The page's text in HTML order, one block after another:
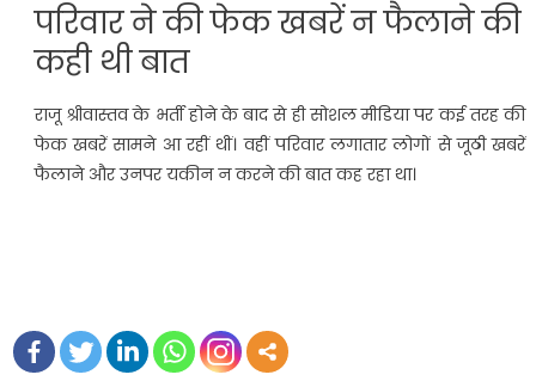
परिवार ने की फेक खबरें न फैलाने की
कही थी बात
राजू श्रीवास्तव के भर्ती होने के बाद से ही सोशल मीडिया पर कई तरह की
फेक खबरें सामने आ रहीं थीं। वहीं परिवार लगातार लोगों से जूठी खबरें
फैलाने और उनपर यकीन न करने की बात कह रहा था।